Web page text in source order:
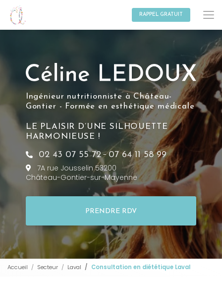
contenu
principal
RAPPEL GRATUIT
Ingénieur nutritionniste à Château-
Gontier - Formée en esthétique médicale
LE PLAISIR D’UNE SILHOUETTE
HARMONIEUSE !
02 43 07 55 72-07 64 11 58 99
7A rue Jousselin 53200
Château-Gontier-sur-Mayenne
PRENDRE RDV
Accueil Secteur Laval Consultation en diététique Laval